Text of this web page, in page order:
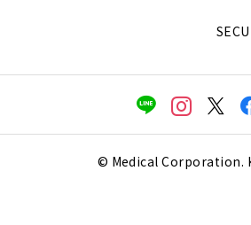
© Medical Corporation.